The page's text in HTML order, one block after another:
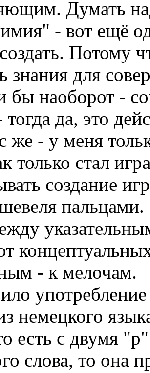
Думать
- вот ещё
Потому
знания для
бы наоборот -
да, это
же - у меня
только стал
создание
- к мелочам.
немецкого
есть с двумя
слова, то она